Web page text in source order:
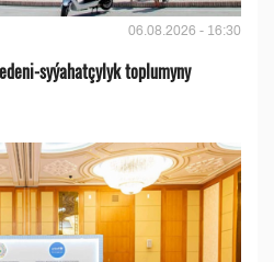
06.08.2026 - 16:30
syýahatçylyk toplumyny